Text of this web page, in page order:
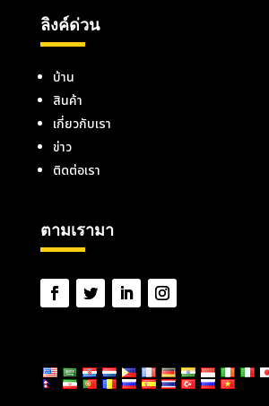
ลิงค์ด่วน
บ้าน
สินค้า
เกี่ยวกับเรา
ข่าว
ติดต่อเรา
ตามเรามา